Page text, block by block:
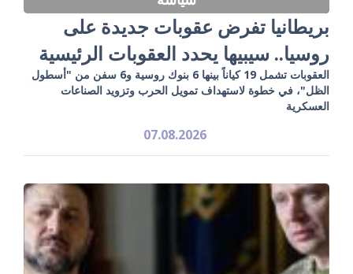
بريطانيا تفرض عقوبات جديدة على
روسيا.. سيبيها يحدد العقوبات الرئيسية
العقوبات تشمل 19 كياناً بينها 6 بنوك روسية و6 سفن من "أسطول
الظل"، في خطوة لاستهداف تمويل الحرب وتزويد الصناعات
العسكرية
07.08.2026